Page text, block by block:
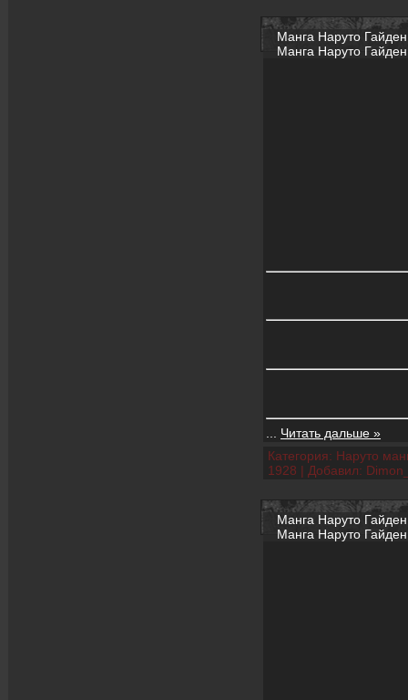
Манга Наруто
Манга Наруто
Читать дальше »
Категория: Наруто
1928 | Добавил:
Манга Наруто
Манга Наруто